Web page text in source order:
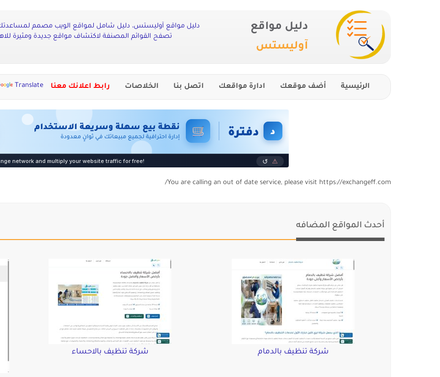
دليل مواقع
آوليستس
دليل مواقع آوليستس، دليل شامل لمواقع الويب مصمم
تصفح القوائم المصنفة لاكتشاف مواقع جديدة ومثيرة
الرئيسية أضف موقعك ادارة مواقعك اتصل بنا الخلاصات رابط اعلانك معنا Translate
You are calling an out of date service, please visit https://exchangeff.com/
أحدث المواقع المضافه
شركة تنظيف بالدمام شركة تنظيف بالاحساء